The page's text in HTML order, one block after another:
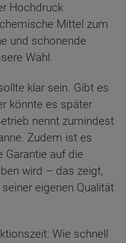
Hochdruck
Mittel zum
und schonende
Wahl.
klar sein. Gibt es
könnte es später
nennt zumindest
Zudem ist es
Garantie auf die
wird – das zeigt,
eigenen Qualität
Wie schnell